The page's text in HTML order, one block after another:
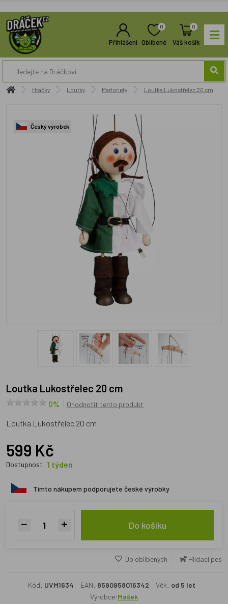
Přihlášení
0
Oblíbené
0
Váš košík
Hračky Loutky Marionety Loutka Lukostřelec 20 cm
Český výrobek
Loutka Lukostřelec 20 cm
0% Ohodnotit tento produkt
Loutka Lukostřelec 20 cm
599 Kč
Dostupnost: 1 týden
Tímto nákupem podporujete české výrobky
Do košíku
Do oblíbených Hlídací pes
Kód: UVM1634 EAN: 8590958016342 Věk: od 5 let
Výrobce:Mašek